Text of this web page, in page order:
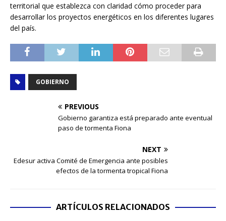
territorial que establezca con claridad cómo proceder para
desarrollar los proyectos energéticos en los diferentes lugares
del país.
GOBIERNO
PREVIOUS
Gobierno garantiza está preparado ante eventual
paso de tormenta Fiona
NEXT
Edesur activa Comité de Emergencia ante posibles
efectos de la tormenta tropical Fiona
ARTÍCULOS RELACIONADOS